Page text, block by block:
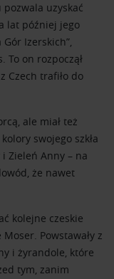
uzyskać
lat później jego
Gór Izerskich”,
To on rozpoczął
Czech trafiło do
ale miał też
swojego szkła
i Zieleń Anny – na
że nawet
kolejne czeskie
Powstawały z
i żyrandole, które
tym, zanim